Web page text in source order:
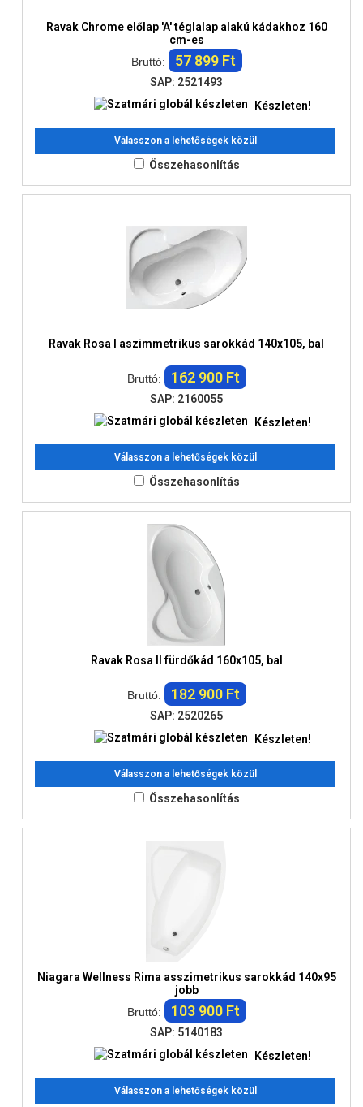
Ravak Chrome előlap 'A' téglalap alakú kádakhoz 160
cm-es
Bruttó:
57 899 Ft
SAP: 2521493
Készleten!
Válasszon a lehetőségek közül
Összehasonlítás
Ravak Rosa I aszimmetrikus sarokkád 140x105, bal
Bruttó: 162 900 Ft
SAP: 2160055
Készleten!
Válasszon a lehetőségek közül
Összehasonlítás
Ravak Rosa II fürdőkád 160x105, bal
Bruttó: 182 900 Ft
SAP: 2520265
Készleten!
Válasszon a lehetőségek közül
Összehasonlítás
Niagara Wellness Rima asszimetrikus sarokkád 140x95
jobb
Bruttó:
103 900 Ft
SAP: 5140183
Készleten!
Válasszon a lehetőségek közül